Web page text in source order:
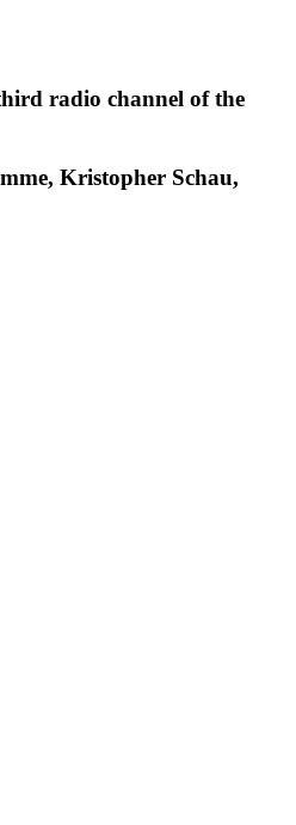
radio channel of the
Kristopher Schau,